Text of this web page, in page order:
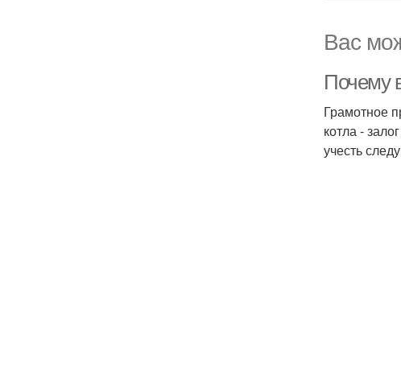
Вас
Почему
Грамотное
котла -
учесть